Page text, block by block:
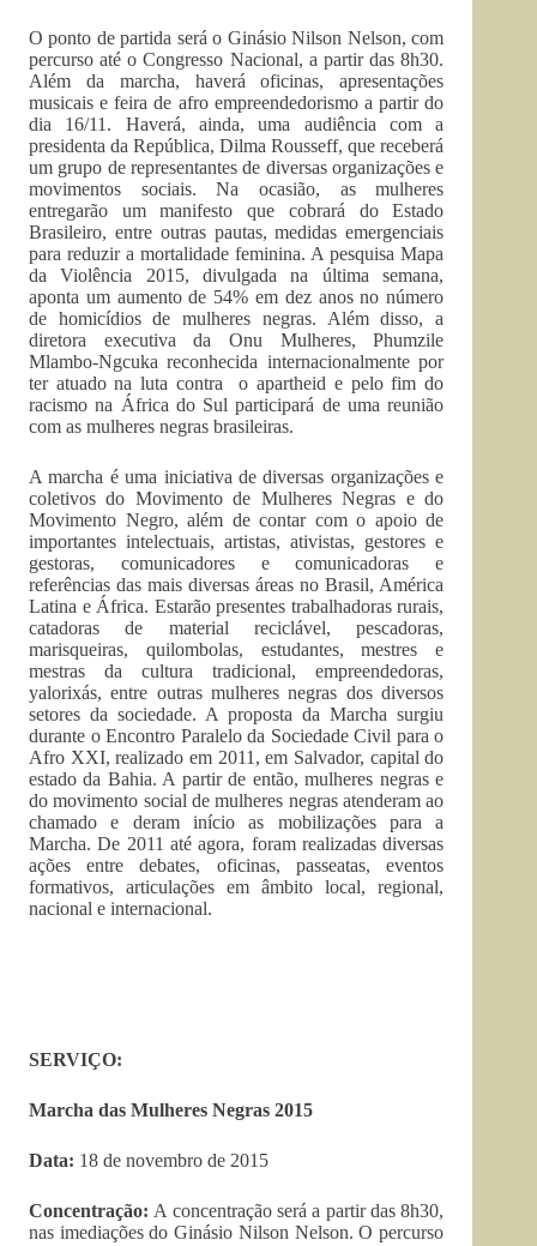
O ponto de partida será o Ginásio Nilson Nelson, com
percurso até o Congresso Nacional, a partir das 8h30.
Além da marcha, haverá oficinas, apresentações
musicais e feira de afro empreendedorismo a partir do
dia 16/11. Haverá, ainda, uma audiência com a
presidenta da República, Dilma Rousseff, que receberá
um grupo de representantes de diversas organizações e
movimentos sociais. Na ocasião, as mulheres
entregarão um manifesto que cobrará do Estado
Brasileiro, entre outras pautas, medidas emergenciais
para reduzir a mortalidade feminina. A pesquisa Mapa
da Violência 2015, divulgada na última semana,
aponta um aumento de 54% em dez anos no número
de homicídios de mulheres negras. Além disso, a
diretora executiva da Onu Mulheres, Phumzile
Mlambo-Ngcuka reconhecida internacionalmente por
ter atuado na luta contra o apartheid e pelo fim do
racismo na África do Sul participará de uma reunião
com as mulheres negras brasileiras.
A marcha é uma iniciativa de diversas organizações e
coletivos do Movimento de Mulheres Negras e do
Movimento Negro, além de contar com o apoio de
importantes intelectuais, artistas, ativistas, gestores e
gestoras, comunicadores e comunicadoras e
referências das mais diversas áreas no Brasil, América
Latina e África. Estarão presentes trabalhadoras rurais,
catadoras de material reciclável, pescadoras,
marisqueiras, quilombolas, estudantes, mestres e
mestras da cultura tradicional, empreendedoras,
yalorixás, entre outras mulheres negras dos diversos
setores da sociedade. A proposta da Marcha surgiu
durante o Encontro Paralelo da Sociedade Civil para o
Afro XXI, realizado em 2011, em Salvador, capital do
estado da Bahia. A partir de então, mulheres negras e
do movimento social de mulheres negras atenderam ao
chamado e deram início as mobilizações para a
Marcha. De 2011 até agora, foram realizadas diversas
ações entre debates, oficinas, passeatas, eventos
formativos, articulações em âmbito local, regional,
nacional e internacional.
SERVIÇO:
Marcha das Mulheres Negras 2015
Data: 18 de novembro de 2015
Concentração: A concentração será a partir das 8h30,
nas imediações do Ginásio Nilson Nelson. O percurso